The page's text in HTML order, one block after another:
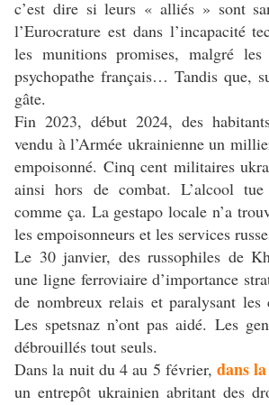
c’est dire si leurs « alliés » sont
l’Eurocrature est dans l’incapacité
les munitions promises, malgré les
psychopathe français… Tandis que,
gâte.
Fin 2023, début 2024, des
vendu à l’Armée ukrainienne un
empoisonné. Cinq cent militaires
ainsi hors de combat. L’alcool
comme ça. La gestapo locale n’a
les empoisonneurs et les services
Le 30 janvier, des russophiles de
une ligne ferroviaire d’importance
de nombreux relais et paralysant les
Les spetsnaz n’ont pas aidé. Les
débrouillés tout seuls.
Dans la nuit du 4 au 5 février,dans
un entrepôt ukrainien abritant des